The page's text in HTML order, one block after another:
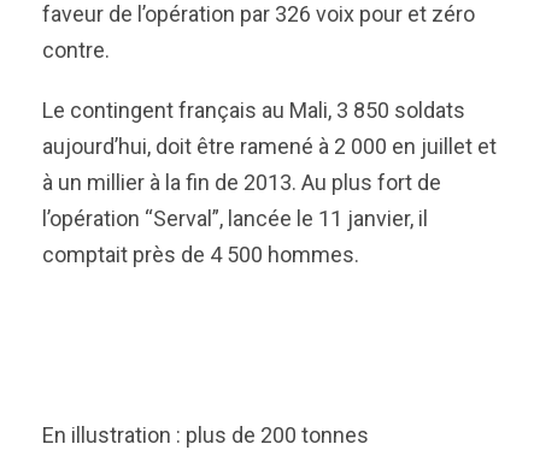
faveur de l’opération par 326 voix pour et zéro
contre.
Le contingent français au Mali, 3 850 soldats
aujourd’hui, doit être ramené à 2 000 en juillet et
à un millier à la fin de 2013. Au plus fort de
l’opération “Serval”, lancée le 11 janvier, il
comptait près de 4 500 hommes.
En illustration : plus de 200 tonnes